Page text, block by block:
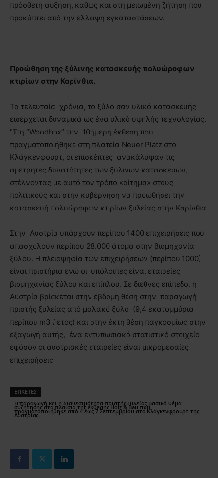
πρόσθετη αύξηση, καθώς και στη μειωμένη ζήτηση που
προκύπτει από την έλλειψη εγκαταστάσεων.
Προώθηση της ξύλινης κατασκευής πολυώροφων
κτιρίων στην Καρίνθια.
Τα τελευταία χρόνια, το ξύλο σαν υλικό κατασκευής
εισέρχεται δυναμικά ως ένα υλικό υψηλής τεχνολογίας.
"Στη “Woodbox” την 10ήμερη έκθεση που
πραγματοποιήθηκε στη πλατεία Neuer Platz στο
Κλάγκενφουρτ, οι επισκέπτες ανακάλυψαν τις
αμέτρητες δυνατότητες των ξύλινων κατασκευών,
στέλνοντας με αυτό τον τρόπο «αίτημα» στους
πολιτικούς και στην κυβέρνηση να προωθήσει την
κατασκευή πολυώροφων κτιρίων ξυλείας στην Καρίνθια.
Στην Αυστρία υπάρχουν περίπου 1400 επιχειρήσεις που
απασχολούν περίπου 28.000 άτομα στην βιομηχανία
ξύλου. Η πλειοψηφία των επιχειρήσεων (περίπου 1000)
είναι πριστήρια ενώ οι υπόλοιπες είναι εταιρείες
βιομηχανίας ξύλου και επίπλου. Σε διεθνές επίπεδο, η
Αυστρία βρίσκεται στην έβδομη θέση στην παραγωγή
πριστής ξυλείας από μαλακό ξύλο (9,4 εκατομμύρια
περίπου m3 / έτος) και στην έκτη θέση παγκοσμίως στην
εξαγωγή αυτής, ένα εντυπωσιακό στατιστικό στοιχείο
εφόσον οι αυστριακές εταιρείες είναι μικρομεσαίες
επιχειρήσεις.
ΕΤΙΚΕΤΕΣ
H παραγωγή και η διαθεσιμότητα πριστής ξυλείας βασικό θέμα
συζήτησης στα πλαίσια της έκθεσης Holz & Bau που
πραγματοποιήθηκε από 4 έως 7 Σεπτεμβρίου στο Κλάγκενφρουρτ της
Αυστρίας.